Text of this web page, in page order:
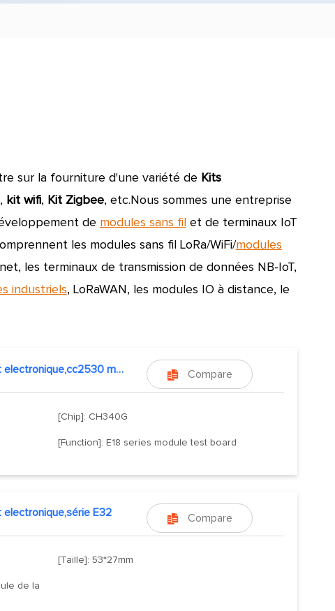
sur la fourniture d'une variété de Kits
, kit wifi, Kit Zigbee, etc. Nous sommes une entreprise
de modules sans fil et de terminaux IoT
les modules sans fil LoRa/WiFi/modules
les terminaux de transmission de données NB-IoT,
industriels, LoRaWAN, les modules IO à distance, le
 Compare
kit electronique,cc2530 module
[Chip]: CH340G
[Function]: E18 series module test board
 Compare
electronique,série E32
[Taille]: 53*27mm
de la